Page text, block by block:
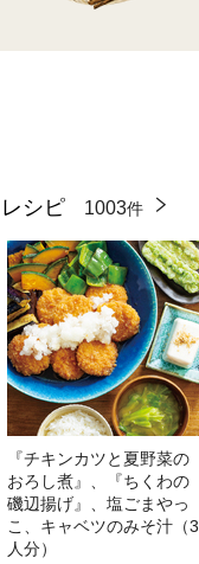
シピ 1003件
『チキンカツと夏野菜の
おろし煮』、『ちくわの
磯辺揚げ』、塩ごまやっ
こ、キャベツのみそ汁（3
人分）